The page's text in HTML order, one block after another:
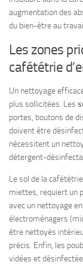
augmentation des
du bien-être au
Les zones
cafététrie
Un nettoyage
plus sollicitées. Les
portes, boutons de
doivent être
nécessitent un
détergent-
Le sol de la
miettes, requiert un
avec un nettoyage
électroménagers
être nettoyés
précis. Enfin, les
vidées et